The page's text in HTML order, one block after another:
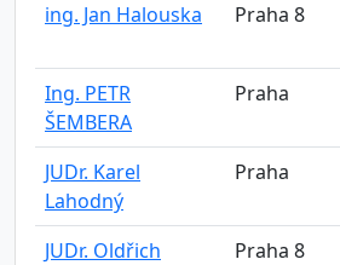
ing. Jan Halouska
Praha 8
Ing. PETR
ŠEMBERA
Praha
JUDr. Karel
Lahodný
Praha
JUDr. Oldřich
Praha 8